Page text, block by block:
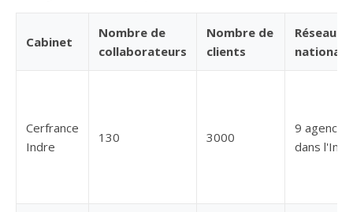
Cabinet
Nombre de
collaborateurs
Nombre de
clients
Réseau
national
Cerfrance
Indre
130 3000
9 agences
dans